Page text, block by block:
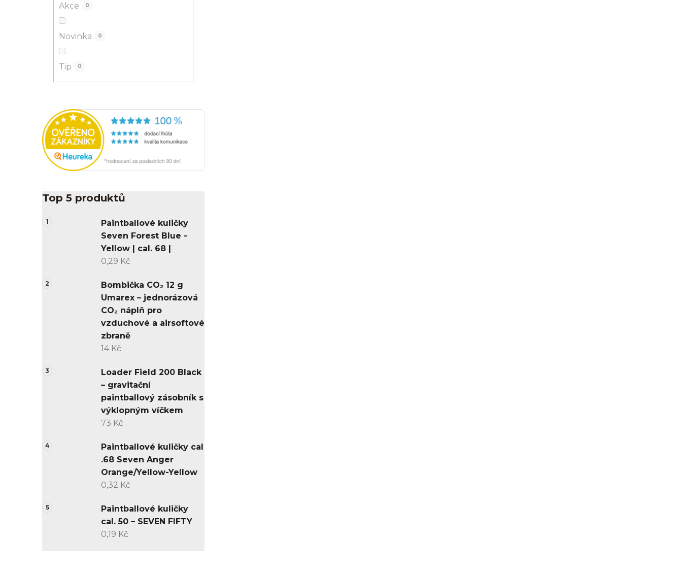
Akce 0
Novinka 0
Tip 0
Top 5 produktů
Paintballové kuličky
Seven Forest Blue -
Yellow | cal. 68 |
0,29 Kč
Bombička CO₂ 12 g
Umarex – jednorázová
CO₂ náplň pro
vzduchové a airsoftové
zbraně
14 Kč
Loader Field 200 Black
– gravitační
paintballový zásobník s
výklopným víčkem
73 Kč
Paintballové kuličky cal
.68 Seven Anger
Orange/Yellow-Yellow
0,32 Kč
Paintballové kuličky
cal. 50 – SEVEN FIFTY
0,19 Kč